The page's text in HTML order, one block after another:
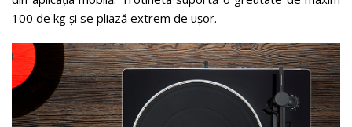
100 de kg și se pliază extrem de ușor.